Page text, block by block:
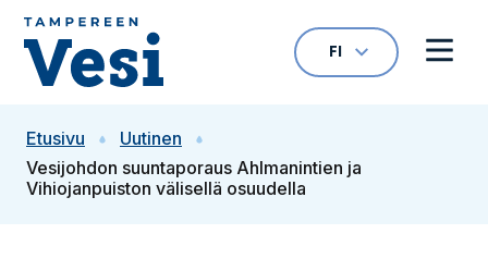
Siirry sisältöön
VALITTU KIELI:
FI
Avaa
Etusivu
Uutinen
Vesijohdon suuntaporaus Ahlmanintien ja
Vihiojanpuiston välisellä osuudella